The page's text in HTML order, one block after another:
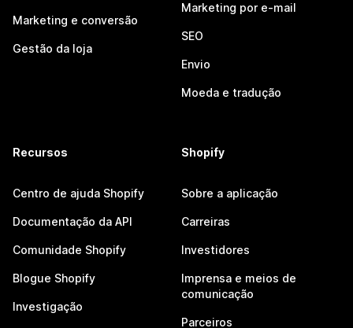
Marketing e conversão
Gestão da loja
Marketing por e-mail
SEO
Envio
Moeda e tradução
Recursos
Centro de ajuda Shopify
Documentação da API
Comunidade Shopify
Blogue Shopify
Investigação
Shopify
Sobre a aplicação
Carreiras
Investidores
Imprensa e meios de
comunicação
Parceiros